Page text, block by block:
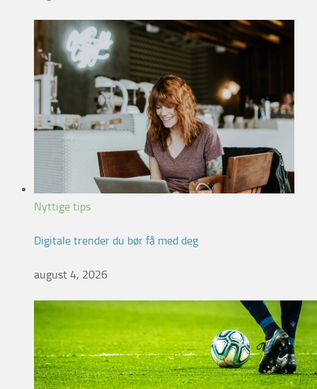
Nyttige tips
Digitale trender du bør få med deg
august 4, 2026